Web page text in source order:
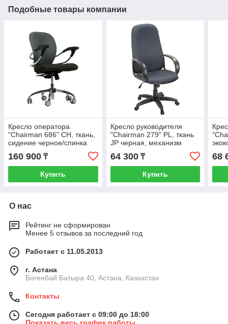
Подобные товары компании
Кресло оператора
"Chairman 686" СН, ткань,
сидение черное/спинка
серая, механизм качания
160 900 ₸
Купить
Кресло руководителя
"Chairman 279" PL, ткань
JP черная, механизм
64 300₸
Купить
68
О нас
Рейтинг не сформирован
Менее 5 отзывов за последний год
Работает с 11.05.2013
г. Астана
Богенбай Батыра 40, Астана, Казахстан
Контакты
Сегодня работает с 09:00 до 18:00